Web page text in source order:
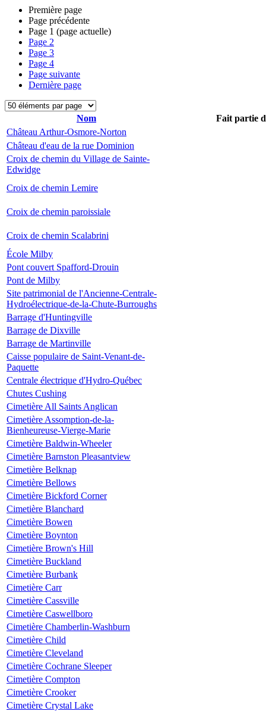
Première page
Page précédente
Page 1 (page actuelle)
Page 2
Page 3
Page 4
Page suivante
Dernière page
Nom
Fait partie
Château Arthur-Osmore-Norton
Château d'eau de la rue Dominion
Croix de chemin du Village de Sainte-
Edwidge
Croix de chemin Lemire
Croix de chemin paroissiale
Croix de chemin Scalabrini
École Milby
Pont couvert Spafford-Drouin
Pont de Milby
Site patrimonial de l'Ancienne-Centrale-
Hydroélectrique-de-la-Chute-Burroughs
Barrage d'Huntingville
Barrage de Dixville
Barrage de Martinville
Caisse populaire de Saint-Venant-de-
Paquette
Centrale électrique d'Hydro-Québec
Chutes Cushing
Cimetière All Saints Anglican
Cimetière Assomption-de-la-
Bienheureuse-Vierge-Marie
Cimetière Baldwin-Wheeler
Cimetière Barnston Pleasantview
Cimetière Belknap
Cimetière Bellows
Cimetière Bickford Corner
Cimetière Blanchard
Cimetière Bowen
Cimetière Boynton
Cimetière Brown's Hill
Cimetière Buckland
Cimetière Burbank
Cimetière Carr
Cimetière Cassville
Cimetière Caswellboro
Cimetière Chamberlin-Washburn
Cimetière Child
Cimetière Cleveland
Cimetière Cochrane Sleeper
Cimetière Compton
Cimetière Crooker
Cimetière Crystal Lake